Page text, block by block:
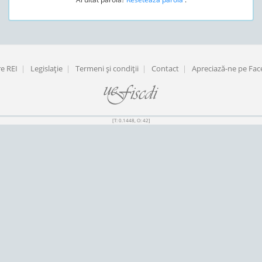
REI | Legislaţie | Termeni şi condiţii | Contact | Apreciază-ne pe
[T: 0.1448, O: 42]